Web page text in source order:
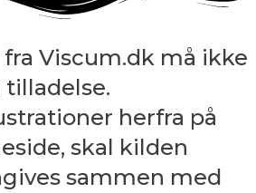
Viscum.dk må ikke
herfra på
skal kilden
sammen med